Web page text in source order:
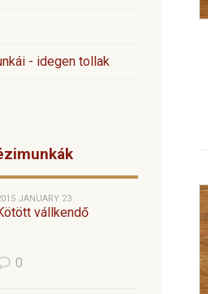
- idegen tollak
JANUARY 23
vállkendő
0